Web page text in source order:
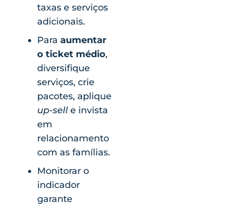
taxas e serviços
adicionais.
Para aumentar
o ticket médio,
diversifique
serviços, crie
pacotes, aplique
up-sell e invista
em
relacionamento
com as famílias.
Monitorar o
indicador
garante